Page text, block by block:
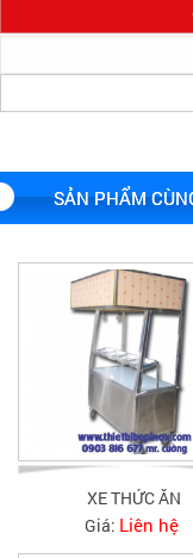
SẢN PHẨM
XE THỨC ĂN
Giá: Liên hệ